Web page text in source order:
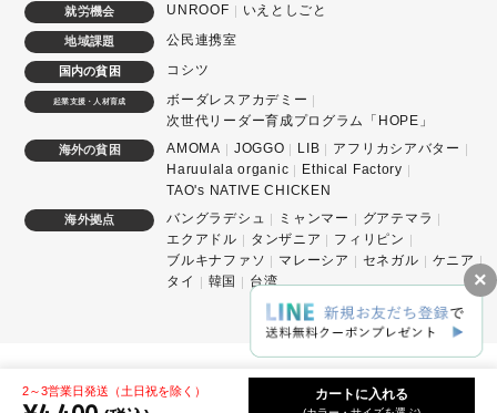
×
2～3営業日発送（土日祝を除く） カートに入れる
就労機会 UNROOF いえとしごと
地域課題 公民連携室
国内の貧困 コシツ
起業支援・人材育成
ボーダレスアカデミー
次世代リーダー育成プログラム「HOPE」
海外の貧困 AMOMA JOGGO LIB
アフリカシアバター
Haruulala organic
Ethical Factory
TAO's NATIVE CHICKEN
海外拠点 バングラデシュ ミャンマー
グアテマラ
エクアドル
タンザニア
フィリピン
ブルキナファソ
マレーシア セネガル
ケニア
タイ
韓国 台湾
©haruulala allright reserved.